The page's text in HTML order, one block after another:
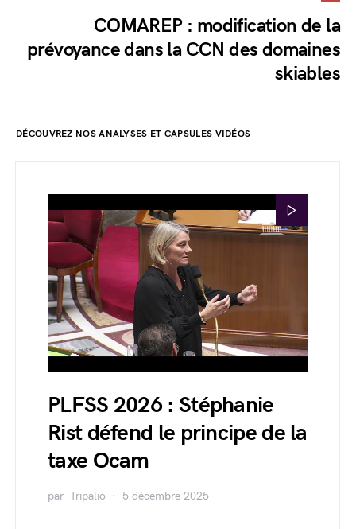
COMAREP : modification de la
prévoyance dans la CCN des domaines
skiables
DÉCOUVREZ NOS ANALYSES ET CAPSULES VIDÉOS
PLFSS 2026 : Stéphanie
Rist défend le principe de la
taxe Ocam
par Tripalio 5 décembre 2025